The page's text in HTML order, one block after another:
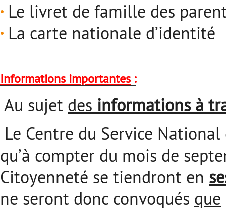
Le livret de famille des
La carte nationale d’identité
Informations importantes :
Au sujet des informations à
Le Centre du Service
qu’à compter du mois de
Citoyenneté se tiendront en
ne seront donc convoqués que